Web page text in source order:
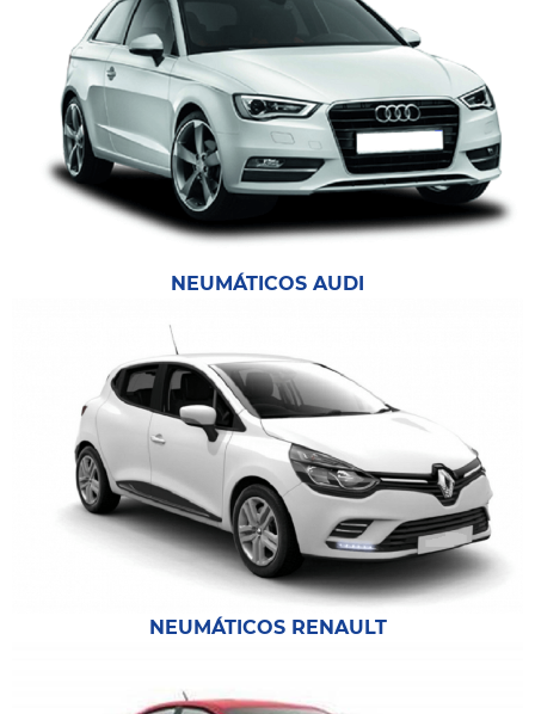
NEUMÁTICOS AUDI
NEUMÁTICOS RENAULT